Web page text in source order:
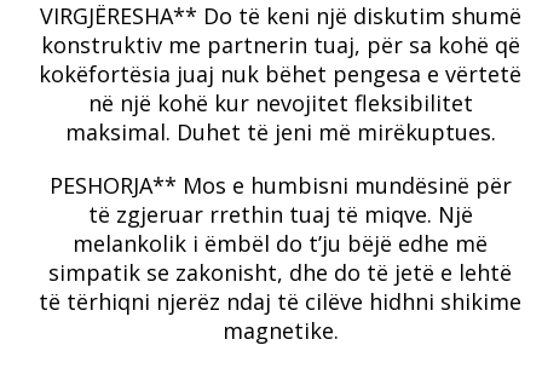
VIRGJËRESHA** Do të keni një diskutim shumë
konstruktiv me partnerin tuaj, për sa kohë që
kokëfortësia juaj nuk bëhet pengesa e vërtetë
në një kohë kur nevojitet fleksibilitet
maksimal. Duhet të jeni më mirëkuptues.
PESHORJA** Mos e humbisni mundësinë për
të zgjeruar rrethin tuaj të miqve. Një
melankolik i ëmbël do t’ju bëjë edhe më
simpatik se zakonisht, dhe do të jetë e lehtë
të tërhiqni njerëz ndaj të cilëve hidhni shikime
magnetike.